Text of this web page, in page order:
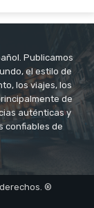
Publicamos
el estilo de
los viajes, los
de
auténticas y
confiables de
®